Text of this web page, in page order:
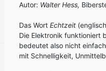
Autor: Walter Hess,
Das Wort Echtzeit
Die Elektronik funktioniert
bedeutet also nicht
mit Schnelligkeit,